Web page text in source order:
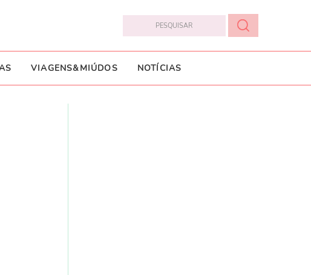
VIAGENS&MIÚDOS NOTÍCIAS